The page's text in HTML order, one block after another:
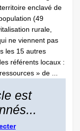
enclavé de
(49
rurale,
ne viennent pas
les 15 autres
référents locaux :
» de ...
est